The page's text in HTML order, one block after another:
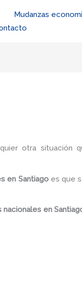
Mudanzas
otra situación
en Santiago es que
nacionales en